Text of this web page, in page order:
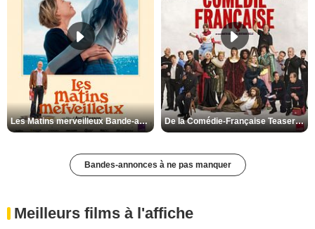
Les Matins merveilleux Bande-annonce VF De la Comédie-Française Teaser VF
Bandes-annonces à ne pas manquer
Meilleurs films à l'affiche